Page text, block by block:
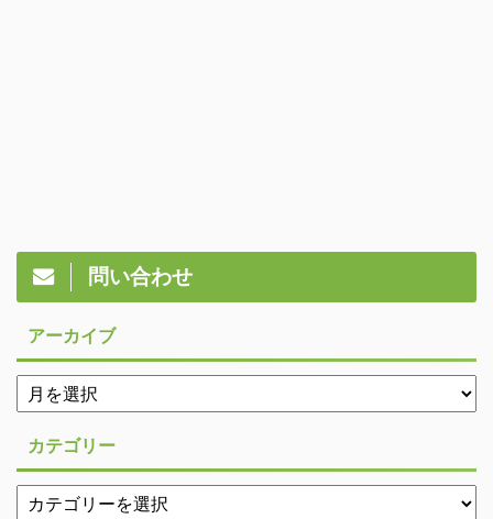
問い合わせ
アーカイブ
カテゴリー